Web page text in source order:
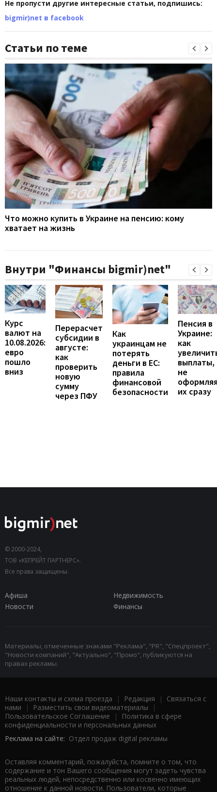
Не пропусти другие интересные статьи, подпишись:
bigmir)net в facebook
Статьи по теме
Что можно купить в Украине на пенсию: кому
хватает на жизнь
Внутри "Финансы bigmir)net"
Курс
валют на
10.08.2026:
евро
пошло
вниз
Перерасчет
субсидии в
августе:
как
проверить
новую
сумму
через ПФУ
Как
украинцам не
потерять
деньги в ЕС:
правила
финансовой
безопасности
Пенсия в
Украине:
как
выплаты,
не
их сразу
© 2000-2024,
ТОВ «КЕПРЕЙТ ПАРТНЕРС».
Все права защищены.
Афиша
Недвижимость
Новости
Финансы
Материалы, отмеченные знаками "Реклама", "PR", "Спецпроект",
"Новости компаний", "Актуально", "Промо", публикуются на
правах рекламы.
Наши контакты и схема проезда | Редакция | Связаться с
нами | Разместить свои видеоматериалы |
Пользовательское Соглашение |
Политика в сфере
конфиденциальности и персональных данных
Реклама на сайте: Отдел продаж digital рекламы
Оставляя комментарий, пожалуйста, помните о том, что
содержание и тон Вашего сообщения могут задеть чувства
реальных людей, непосредственно или косвенно имеющих
отношение к данной новости. Пользователи, которые